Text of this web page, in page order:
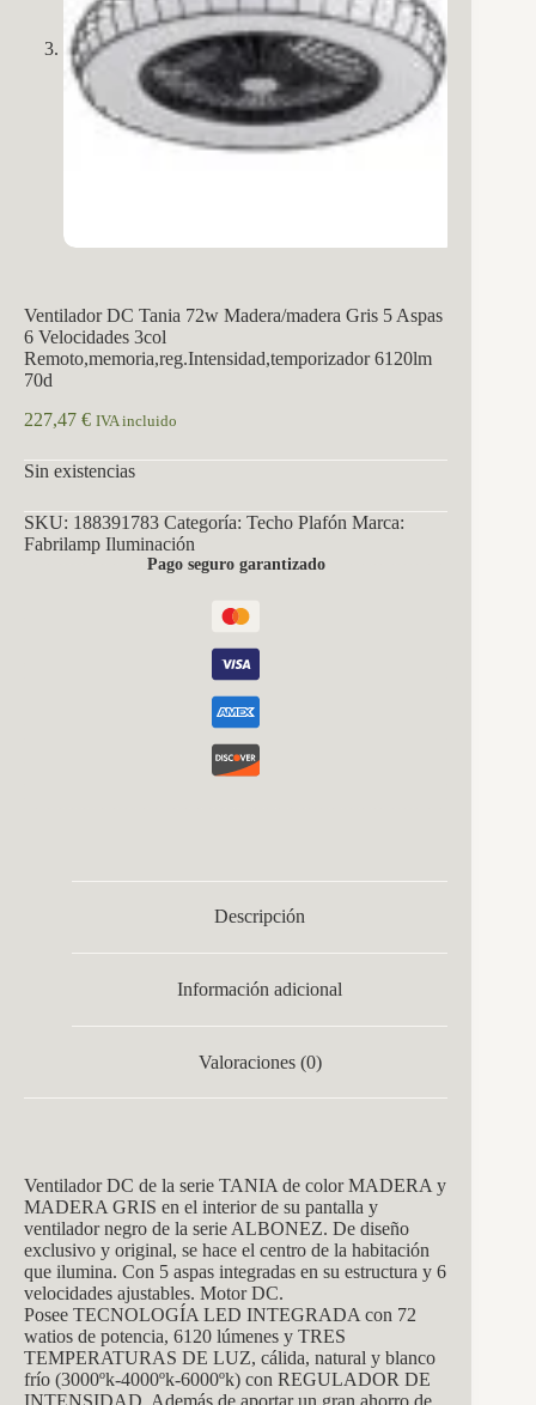
Ventilador DC Tania 72w Madera/madera Gris 5 Aspas
6 Velocidades 3col
Remoto,memoria,reg.Intensidad,temporizador 6120lm
70d
227,47 € IVA incluido
Sin existencias
SKU: 188391783 Categoría: Techo Plafón Marca:
Fabrilamp Iluminación
Pago seguro garantizado
Descripción
Información adicional
Valoraciones (0)
Ventilador DC de la serie TANIA de color MADERA y
MADERA GRIS en el interior de su pantalla y
ventilador negro de la serie ALBONEZ. De diseño
exclusivo y original, se hace el centro de la habitación
que ilumina. Con 5 aspas integradas en su estructura y 6
velocidades ajustables. Motor DC.
Posee TECNOLOGÍA LED INTEGRADA con 72
watios de potencia, 6120 lúmenes y TRES
TEMPERATURAS DE LUZ, cálida, natural y blanco
frío (3000ºk-4000ºk-6000ºk) con REGULADOR DE